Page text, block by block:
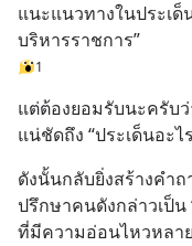
แนะแนวทางในประเ
บริหารราชการ”
1
แต่ต้องยอมรับนะครับ
แน่ชัดถึง “ประเด็นอะไ
ดังนั้นกลับยิ่งสร้างคำ
ปรึกษาคนดังกล่าวเป็น
ที่มีความอ่อนไหวหลา